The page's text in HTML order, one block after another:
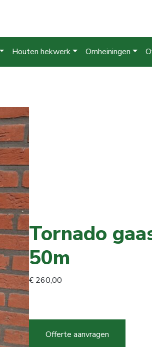
Houten hekwerk Omheiningen
Tornado
50m
€260,00
gaas
R11-
Offerte aanvragen